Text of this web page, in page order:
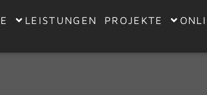
LEISTUNGEN PROJEKTE